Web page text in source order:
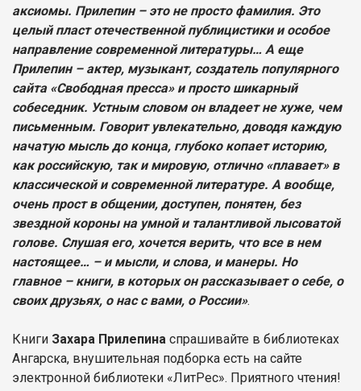
аксиомы. Прилепин – это не просто фамилия. Это
целый пласт отечественной публицистики и особое
направление современной литературы… А еще
Прилепин – актер, музыкант, создатель популярного
сайта «Свободная пресса» и просто шикарный
собеседник. Устным словом он владеет не хуже, чем
письменным. Говорит увлекательно, доводя каждую
начатую мысль до конца, глубоко копает историю,
как российскую, так и мировую, отлично «плавает» в
классической и современной литературе. А вообще,
очень прост в общении, доступен, понятен, без
звездной короны на умной и талантливой лысоватой
голове. Слушая его, хочется верить, что все в нем
настоящее… – и мысли, и слова, и манеры. Но
главное – книги, в которых он рассказывает о себе, о
своих друзьях, о нас с вами, о России».
Книги Захара Прилепина спрашивайте в библиотеках
Ангарска, внушительная подборка есть на сайте
электронной библиотеки «ЛитРес». Приятного чтения!